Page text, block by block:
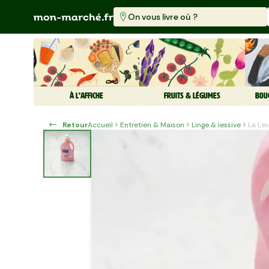
On vous livre où ?
À L'AFFICHE FRUITS & LÉGUMES
RetourAccueil Entretien & Maison Linge & lessive La